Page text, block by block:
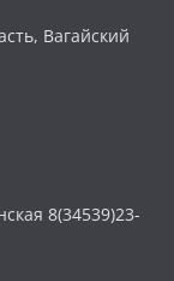
Вагайский
8(34539)23-